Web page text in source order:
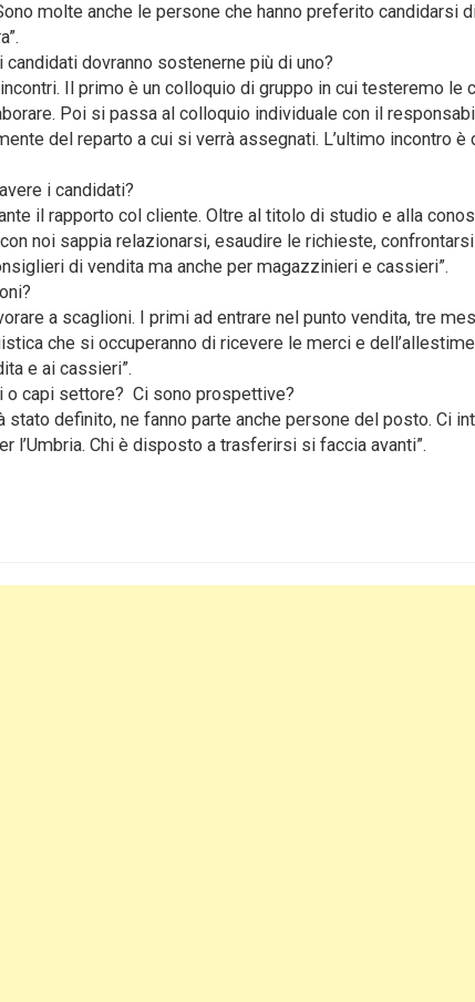
molte anche le persone che hanno preferito candidarsi
candidati dovranno sostenerne più di uno?
Il primo è un colloquio di gruppo in cui testeremo le
Poi si passa al colloquio individuale con il
del reparto a cui si verrà assegnati. L’ultimo incontro
i candidati?
il rapporto col cliente. Oltre al titolo di studio e alla
noi sappia relazionarsi, esaudire le richieste,
di vendita ma anche per magazzinieri e cassieri”.
a scaglioni. I primi ad entrare nel punto vendita, tre
che si occuperanno di ricevere le merci e
e ai cassieri”.
o capi settore? Ci sono prospettive?
stato definito, ne fanno parte anche persone del posto. Ci
l’Umbria. Chi è disposto a trasferirsi si faccia avanti”.